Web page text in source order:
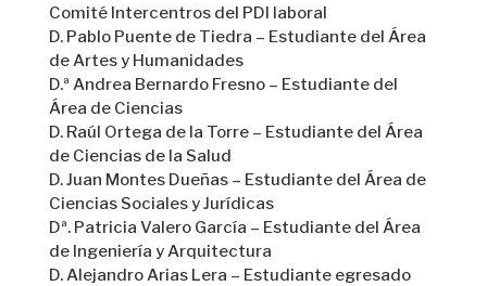
Comité Intercentros del PDI laboral
D. Pablo Puente de Tiedra – Estudiante del Área
de Artes y Humanidades
D.ª Andrea Bernardo Fresno – Estudiante del
Área de Ciencias
D. Raúl Ortega de la Torre – Estudiante del Área
de Ciencias de la Salud
D. Juan Montes Dueñas – Estudiante del Área de
Ciencias Sociales y Jurídicas
Dª. Patricia Valero García – Estudiante del Área
de Ingeniería y Arquitectura
D. Alejandro Arias Lera – Estudiante egresado